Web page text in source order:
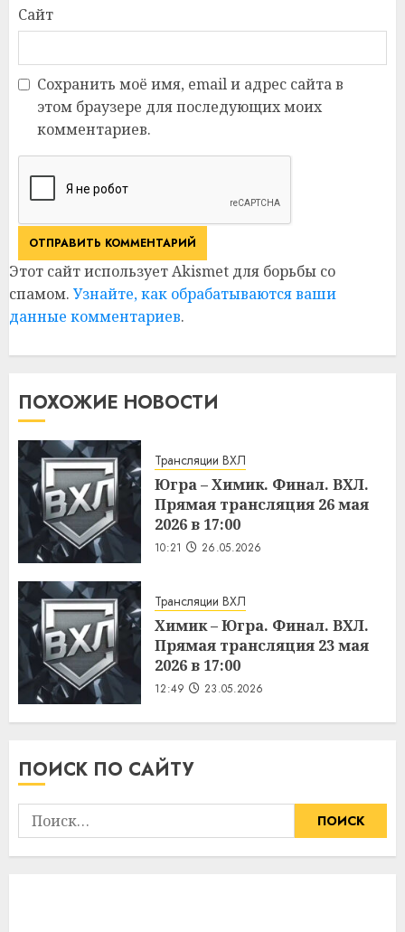
Сайт
Сохранить моё имя, email и адрес сайта в
этом браузере для последующих моих
комментариев.
Этот сайт использует Akismet для борьбы со
спамом. Узнайте, как обрабатываются ваши
данные комментариев.
ПОХОЖИЕ НОВОСТИ
Трансляции ВХЛ
Югра – Химик. Финал. ВХЛ.
Прямая трансляция 26 мая
2026 в 17:00
10:21 26.05.2026
Трансляции ВХЛ
Химик – Югра. Финал. ВХЛ.
Прямая трансляция 23 мая
2026 в 17:00
12:49 23.05.2026
ПОИСК ПО САЙТУ
Найти: